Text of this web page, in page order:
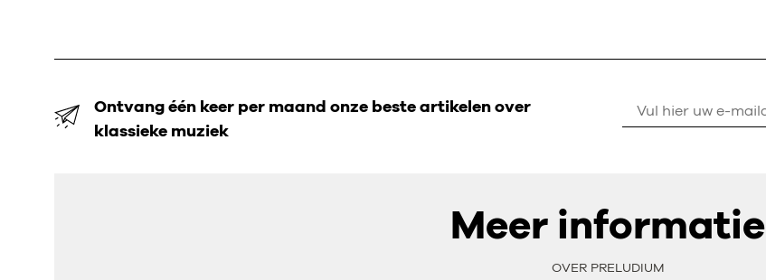
Ontvang één keer per maand onze beste artikelen over
klassieke muziek
Meer informatie
OVER PRELUDIUM